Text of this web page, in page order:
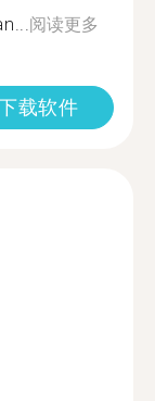
阅读更多
载软件